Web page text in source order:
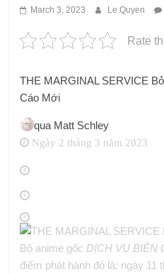
March 3, 2023 Le Quyen
Rate
THE MARGINAL SERVICE
Cáo Mới
qua Matt Schley
Ngày 2 tháng 3 năm 2023
Bộ anime gốc DỊCH VỤ BIÊN
điểm phát hành đó là: ngày 11